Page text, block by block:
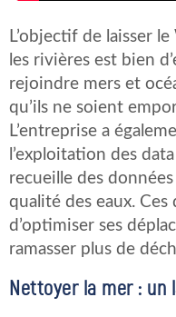
L’objectif de laisser
les rivières est bien
rejoindre mers et
qu’ils ne soient
L’entreprise a
l’exploitation des
recueille des
qualité des eaux.
d’optimiser ses
ramasser plus de
Nettoyer la mer : un